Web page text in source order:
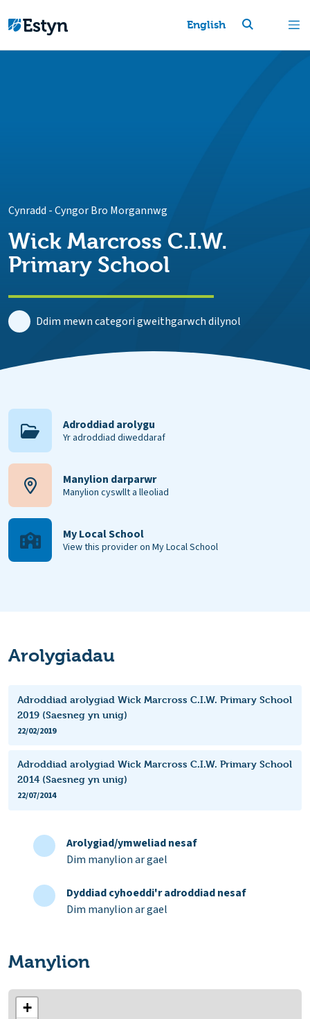
English
Cynradd -Cyngor Bro Morgannwg
Wick Marcross C.I.W.
Primary School
Ddim mewn categori gweithgarwch dilynol
Adroddiad arolygu
Yr adroddiad diweddaraf
Manylion darparwr
Manylion cyswllt a lleoliad
My Local School
View this provider on My Local School
Arolygiadau
Adroddiad arolygiad Wick Marcross C.I.W. Primary School
2019 (Saesneg yn unig)
22/02/2019
Adroddiad arolygiad Wick Marcross C.I.W. Primary School
2014 (Saesneg yn unig)
22/07/2014
Arolygiad/ymweliad nesaf
Dim manylion ar gael
Dyddiad cyhoeddi'r adroddiad nesaf
Dim manylion ar gael
Manylion
+